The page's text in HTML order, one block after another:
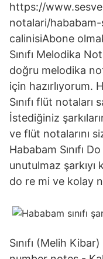
https://
notalari/
calinisiAbone
Sınıfı Melodika
doğru melodika
için hazırlıyorum.
Sınıfı flüt
İstediğiniz
ve flüt notalarını
Hababam Sınıfı
unutulmaz şarkıyı
do re mi ve kolay
Sınıfı (Melih